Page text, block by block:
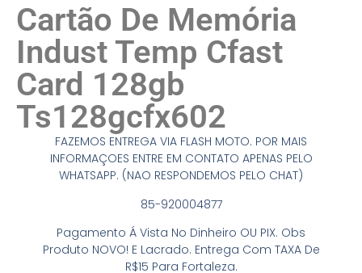
Cartão De Memória
Indust Temp Cfast
Card 128gb
Ts128gcfx602
FAZEMOS ENTREGA VIA FLASH MOTO. POR MAIS
INFORMAÇOES ENTRE EM CONTATO APENAS PELO
WHATSAPP. (NAO RESPONDEMOS PELO CHAT)
85-920004877
Pagamento Á Vista No Dinheiro OU PIX. Obs
Produto NOVO! E Lacrado. Entrega Com TAXA De
R$15 Para Fortaleza.